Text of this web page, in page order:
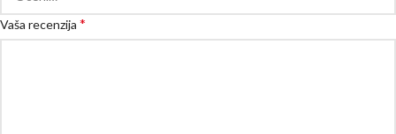
Vaša recenzija *